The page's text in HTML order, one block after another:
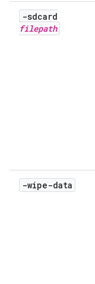
-sdcard
filepath
-wipe-data